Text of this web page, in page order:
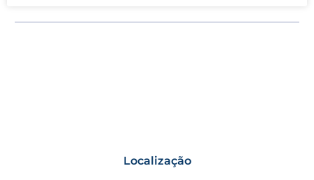
Localização